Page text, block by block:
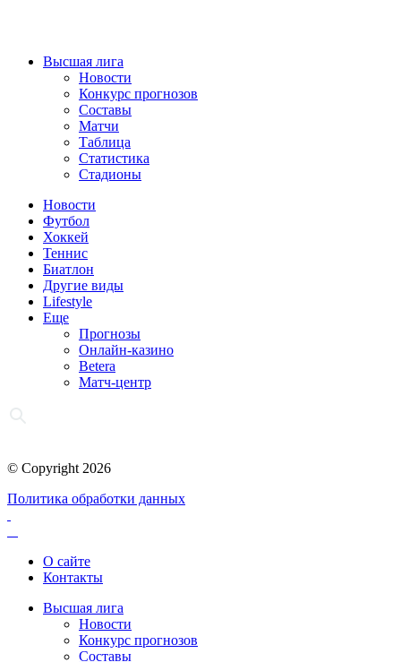
Высшая лига
Новости
Конкурс прогнозов
Составы
Матчи
Таблица
Статистика
Стадионы
Новости
Футбол
Хоккей
Теннис
Биатлон
Другие виды
Lifestyle
Еще
Прогнозы
Онлайн-казино
Betera
Матч-центр
© Copyright 2026
Политика обработки данных
О сайте
Контакты
Высшая лига
Новости
Конкурс прогнозов
Составы